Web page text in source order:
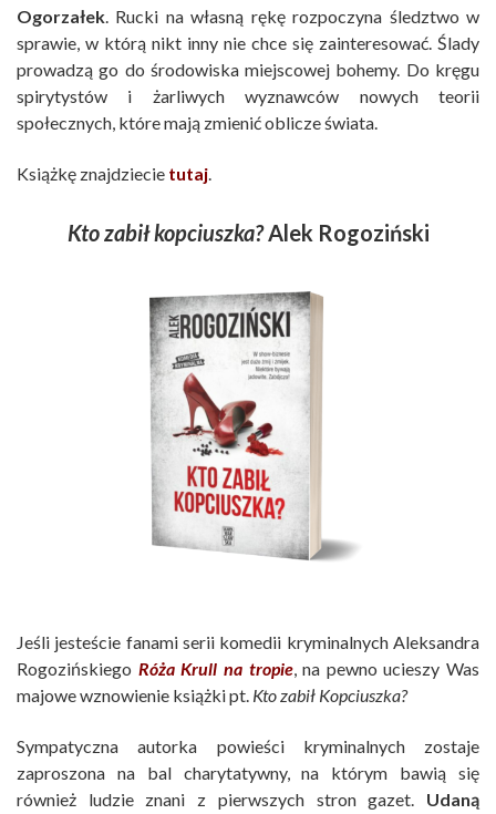
Ogorzałek. Rucki na własną rękę rozpoczyna śledztwo w
sprawie, w którą nikt inny nie chce się zainteresować. Ślady
prowadzą go do środowiska miejscowej bohemy. Do kręgu
spirytystów i żarliwych wyznawców nowych teorii
społecznych, które mają zmienić oblicze świata.
Książkę znajdziecie tutaj.
Kto zabił kopciuszka?Alek Rogoziński
Jeśli jesteście fanami serii komedii kryminalnych Aleksandra
Rogozińskiego Róża Krull na tropie, na pewno ucieszy Was
majowe wznowienie książki pt. Kto zabił Kopciuszka?
Sympatyczna autorka powieści kryminalnych zostaje
zaproszona na bal charytatywny, na którym bawią się
również ludzie znani z pierwszych stron gazet. Udaną